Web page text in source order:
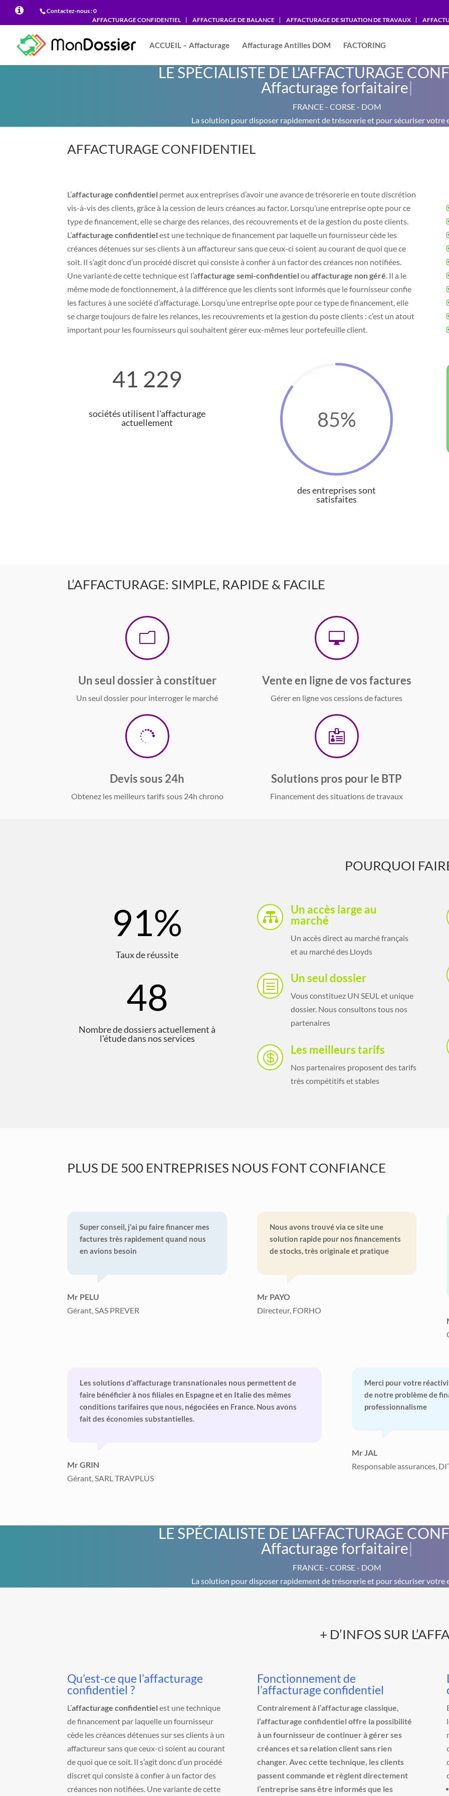
Contactez-nous :‭0‬‬
AFFACTURAGE CONFIDENTIEL
AFFACTURAGE DE BALANCE AFFACTURAGE DE SITUATION DE TRAVAUX
ACCUEIL – Affacturage Affacturage Antilles DOM FACTORING
LE SPÉCIALISTE DE L'AFFACTURAGE
Affacturage fo|
FRANCE - CORSE - DOM
La solution pour disposer rapidement de trésorerie et pour sécuriser votre
AFFACTURAGE CONFIDENTIEL
L’affacturage confidentiel permet aux entreprises d’avoir une avance de trésorerie en toute discrétion
vis-à-vis des clients, grâce à la cession de leurs créances au factor. Lorsqu’une entreprise opte pour ce
type de financement, elle se charge des relances, des recouvrements et de la gestion du poste clients.
L’affacturage confidentielest une technique de financement par laquelle un fournisseur cède les
créances détenues sur ses clients à un affactureur sans que ceux-ci soient au courant de quoi que ce
soit. Il s’agit donc d’un procédé discret qui consiste à confier à un factor des créances non notifiées.
Une variante de cette technique est l’affacturage semi-confidentielouaffacturage non géré . Il a le
même mode de fonctionnement, à la différence que les clients sont informés que le fournisseur confie
les factures à une société d’affacturage. Lorsqu’une entreprise opte pour ce type de financement, elle
se charge toujours de faire les relances, les recouvrements et la gestion du poste clients : c’est un atout
important pour les fournisseurs qui souhaitent gérer eux-mêmes leur portefeuille client.
41 229
sociétés utilisent l'affacturage
actuellement
85%
des entreprises sont
satisfaites
L’AFFACTURAGE: SIMPLE, RAPIDE & FACILE
m
Un seul dossier à constituer
Un seul dossier pour interroger le marché

Vente en ligne de vos factures
Gérer en ligne vos cessions de factures

Devis sous 24h
Obtenez les meilleurs tarifs sous 24h chrono

Solutions pros pour le BTP
Financement des situations de travaux
POURQUOI
91%
Taux de réussite
48
Nombre de dossiers actuellement à
l'étude dans nos services

Un accès large au
marché
Un accès direct au marché français
et au marché des Lloyds
b Un seul dossier
Vous constituez UN SEUL et unique
dossier. Nous consultons tous nos
partenaires
 Les meilleurs tarifs
Nos partenaires proposent des tarifs
très compétitifs et stables
PLUS DE 500 ENTREPRISES NOUS FONT CONFIANCE
Super conseil, j’ai pu faire financer mes
factures très rapidement quand nous
en avions besoin
Mr PELU
Gérant, SAS PREVER
Nous avons trouvé via ce site une
solution rapide pour nos financements
de stocks, très originale et pratique
Mr PAYO
Directeur, FORHO
Les solutions d’affacturage transnationales nous permettent de
faire bénéficier à nos filiales en Espagne et en Italie des mêmes
conditions tarifaires que nous, négociées en France. Nous avons
fait des économies substantielles.
Mr GRIN
Gérant, SARL TRAVPLUS
Merci pour votre
de notre problème de
professionnalisme
Mr JAL
Responsable assurances,
LE SPÉCIALISTE DE L'AFFACTURAGE
Affacturage f|
FRANCE - CORSE - DOM
La solution pour disposer rapidement de trésorerie et pour sécuriser votre
+ D’INFOS SUR
Qu’est-ce que l’affacturage
confidentiel ?
L’affacturage confidentiel est une technique
de financement par laquelle un fournisseur
cède les créances détenues sur ses clients à un
affactureur sans que ceux-ci soient au courant
de quoi que ce soit. Il s’agit donc d’un procédé
discret qui consiste à confier à un factor des
créances non notifiées. Une variante de cette
Fonctionnement de
l’affacturage confidentiel
Contrairement à l’affacturage classique,
l’affacturage confidentiel offre la possibilité
à un fournisseur de continuer à gérer ses
créances et sa relation client sans rien
changer. Avec cette technique, les clients
passent commande et règlent directement
l’entreprise sans être informés que les